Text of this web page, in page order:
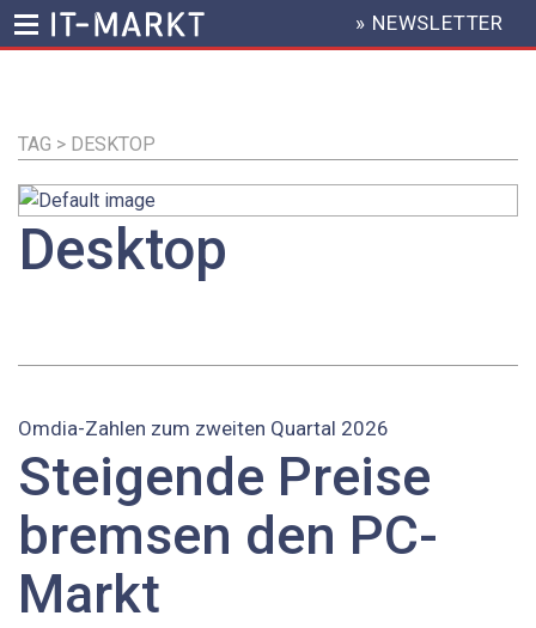
Inhalt
HEADER
MENU
» NEWSLETTER
TAG > DESKTOP
Desktop
Omdia-Zahlen zum zweiten Quartal 2026
Steigende Preise
bremsen den PC-
Markt